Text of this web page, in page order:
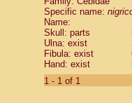
Cebidae
Cebidae
Cebidae
Cebidae
Cebidae
Cebidae
Cebidae
Specific name:
Name:
Skull: parts
Ulna: exist
Fibula: exist
Hand: exist
1 - 1 of 1